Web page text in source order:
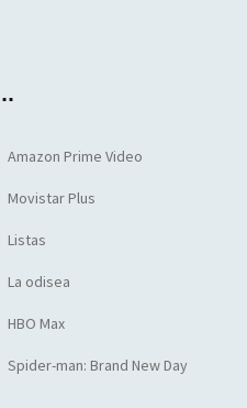
Amazon Prime Video
Movistar Plus
Listas
La odisea
HBO Max
Spider-man: Brand New Day